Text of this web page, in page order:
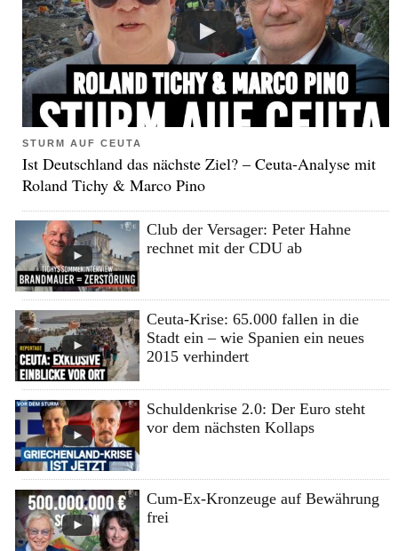
STURM AUF CEUTA
Ist Deutschland das nächste Ziel? – Ceuta-Analyse mit
Roland Tichy & Marco Pino
Club der Versager: Peter Hahne
rechnet mit der CDU ab
Ceuta-Krise: 65.000 fallen in die
Stadt ein – wie Spanien ein neues
2015 verhindert
Schuldenkrise 2.0: Der Euro steht
vor dem nächsten Kollaps
Cum-Ex-Kronzeuge auf Bewährung
frei